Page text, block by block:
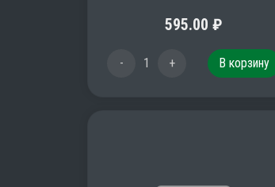
595.00 ₽
- 1 + В корзину